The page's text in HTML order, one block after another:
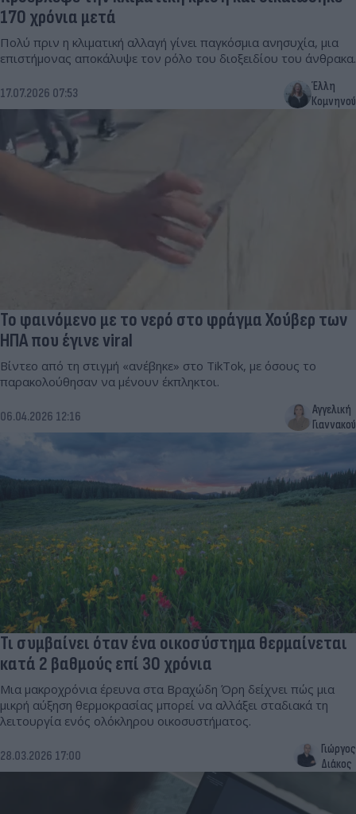
170 χρόνια μετά
Πολύ πριν η κλιματική αλλαγή γίνει παγκόσμια ανησυχία, μια
επιστήμονας αποκάλυψε τον ρόλο του διοξειδίου του άνθρακα.
17.07.2026 07:53
Έλλη
Κομνηνού
Το φαινόμενο με το νερό στο φράγμα Χούβερ των
ΗΠΑ που έγινε viral
Βίντεο από τη στιγμή «ανέβηκε» στο TikTok, με όσους το
παρακολούθησαν να μένουν έκπληκτοι.
06.04.2026 12:16
Αγγελική
Γιαννακού
Τι συμβαίνει όταν ένα οικοσύστημα θερμαίνεται
κατά 2 βαθμούς επί 30 χρόνια
Μια μακροχρόνια έρευνα στα Βραχώδη Όρη δείχνει πώς μια
μικρή αύξηση θερμοκρασίας μπορεί να αλλάξει σταδιακά τη
λειτουργία ενός ολόκληρου οικοσυστήματος.
28.03.2026 17:00
Γιώργος
Διάκος